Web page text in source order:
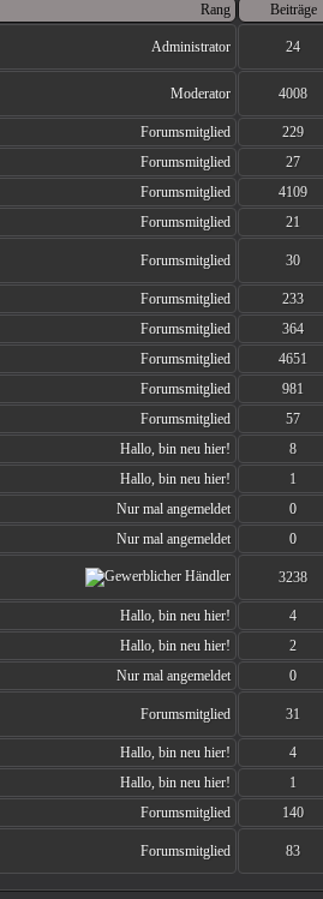
Rang Beiträge
Administrator 24
Moderator 4008
Forumsmitglied 229
Forumsmitglied
27
Forumsmitglied
4109
Forumsmitglied
21
Forumsmitglied 30
Forumsmitglied 233
Forumsmitglied
364
Forumsmitglied
4651
Forumsmitglied
981
Forumsmitglied
57
Hallo, bin neu hier!
8
Hallo, bin neu hier!
1
Nur mal angemeldet
0
Nur mal angemeldet
0
3238
Hallo, bin neu hier! 4
Hallo, bin neu hier!
2
Nur mal angemeldet
0
Forumsmitglied 31
Hallo, bin neu hier! 4
Hallo, bin neu hier!
1
Forumsmitglied
140
Forumsmitglied 83